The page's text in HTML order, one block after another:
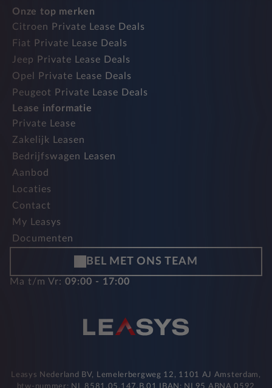
Onze top merken
Citroen Private Lease Deals
Fiat Private Lease Deals
Jeep Private Lease Deals
Opel Private Lease Deals
Peugeot Private Lease Deals
Lease informatie
Private Lease
Zakelijk Leasen
Bedrijfswagen Leasen
Aanbod
Locaties
Contact
My Leasys
Documenten
BEL MET ONS TEAM
Ma t/m Vr: 09:00 - 17:00
Leasys Nederland BV, Lemelerbergweg 12, 1101 AJ Amsterdam,